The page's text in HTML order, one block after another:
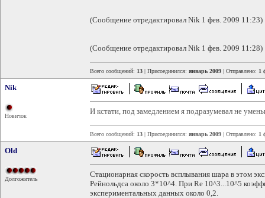
(Сообщение отредактировал Nik 1 фев. 2009 11:23)
(Сообщение отредактировал Nik 1 фев. 2009 11:28)
Всего сообщений: 13 | Присоединился: январь 2009 | Отправлено: 1
Nik
Новичок
И кстати, под замедлением я подразумевал не
Всего сообщений: 13 | Присоединился: январь 2009 | Отправлено: 1
Old
Долгожитель
Стационарная скорость всплывания шара в этом
Рейнольдса около 3*10^4. При Re 10^3...10^5
экспериментальных данных около 0,2.